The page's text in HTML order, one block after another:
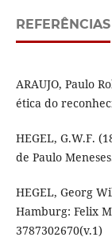
REFERÊNCIAS
ARAUJO, Paulo
ética do
HEGEL, G.W.F.
de Paulo
HEGEL, Georg
Hamburg: Felix
3787302670(v.1)